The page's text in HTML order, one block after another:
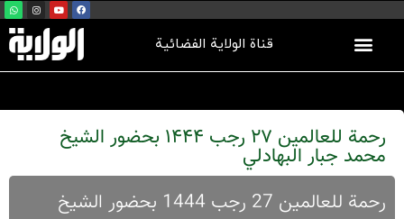
قناة الولاية الفضائية
رحمة للعالمين 27 رجب 1444 بحضور الشيخ
محمد جبار البهادلي
رحمة للعالمين 27 رجب 1444 بحضور الشيخ